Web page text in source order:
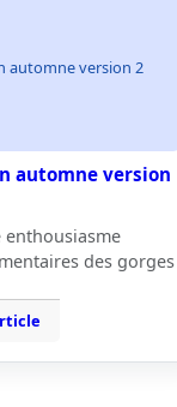
automne version 2
automne version
des gorges